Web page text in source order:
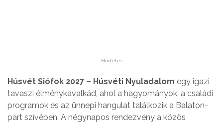
Hirdetés
Húsvét Siófok 2027 – Húsvéti Nyuladalom egy igazi
tavaszi élménykavalkád, ahol a hagyományok, a családi
programok és az ünnepi hangulat találkozik a Balaton-
part szívében. A négynapos rendezvény a közös